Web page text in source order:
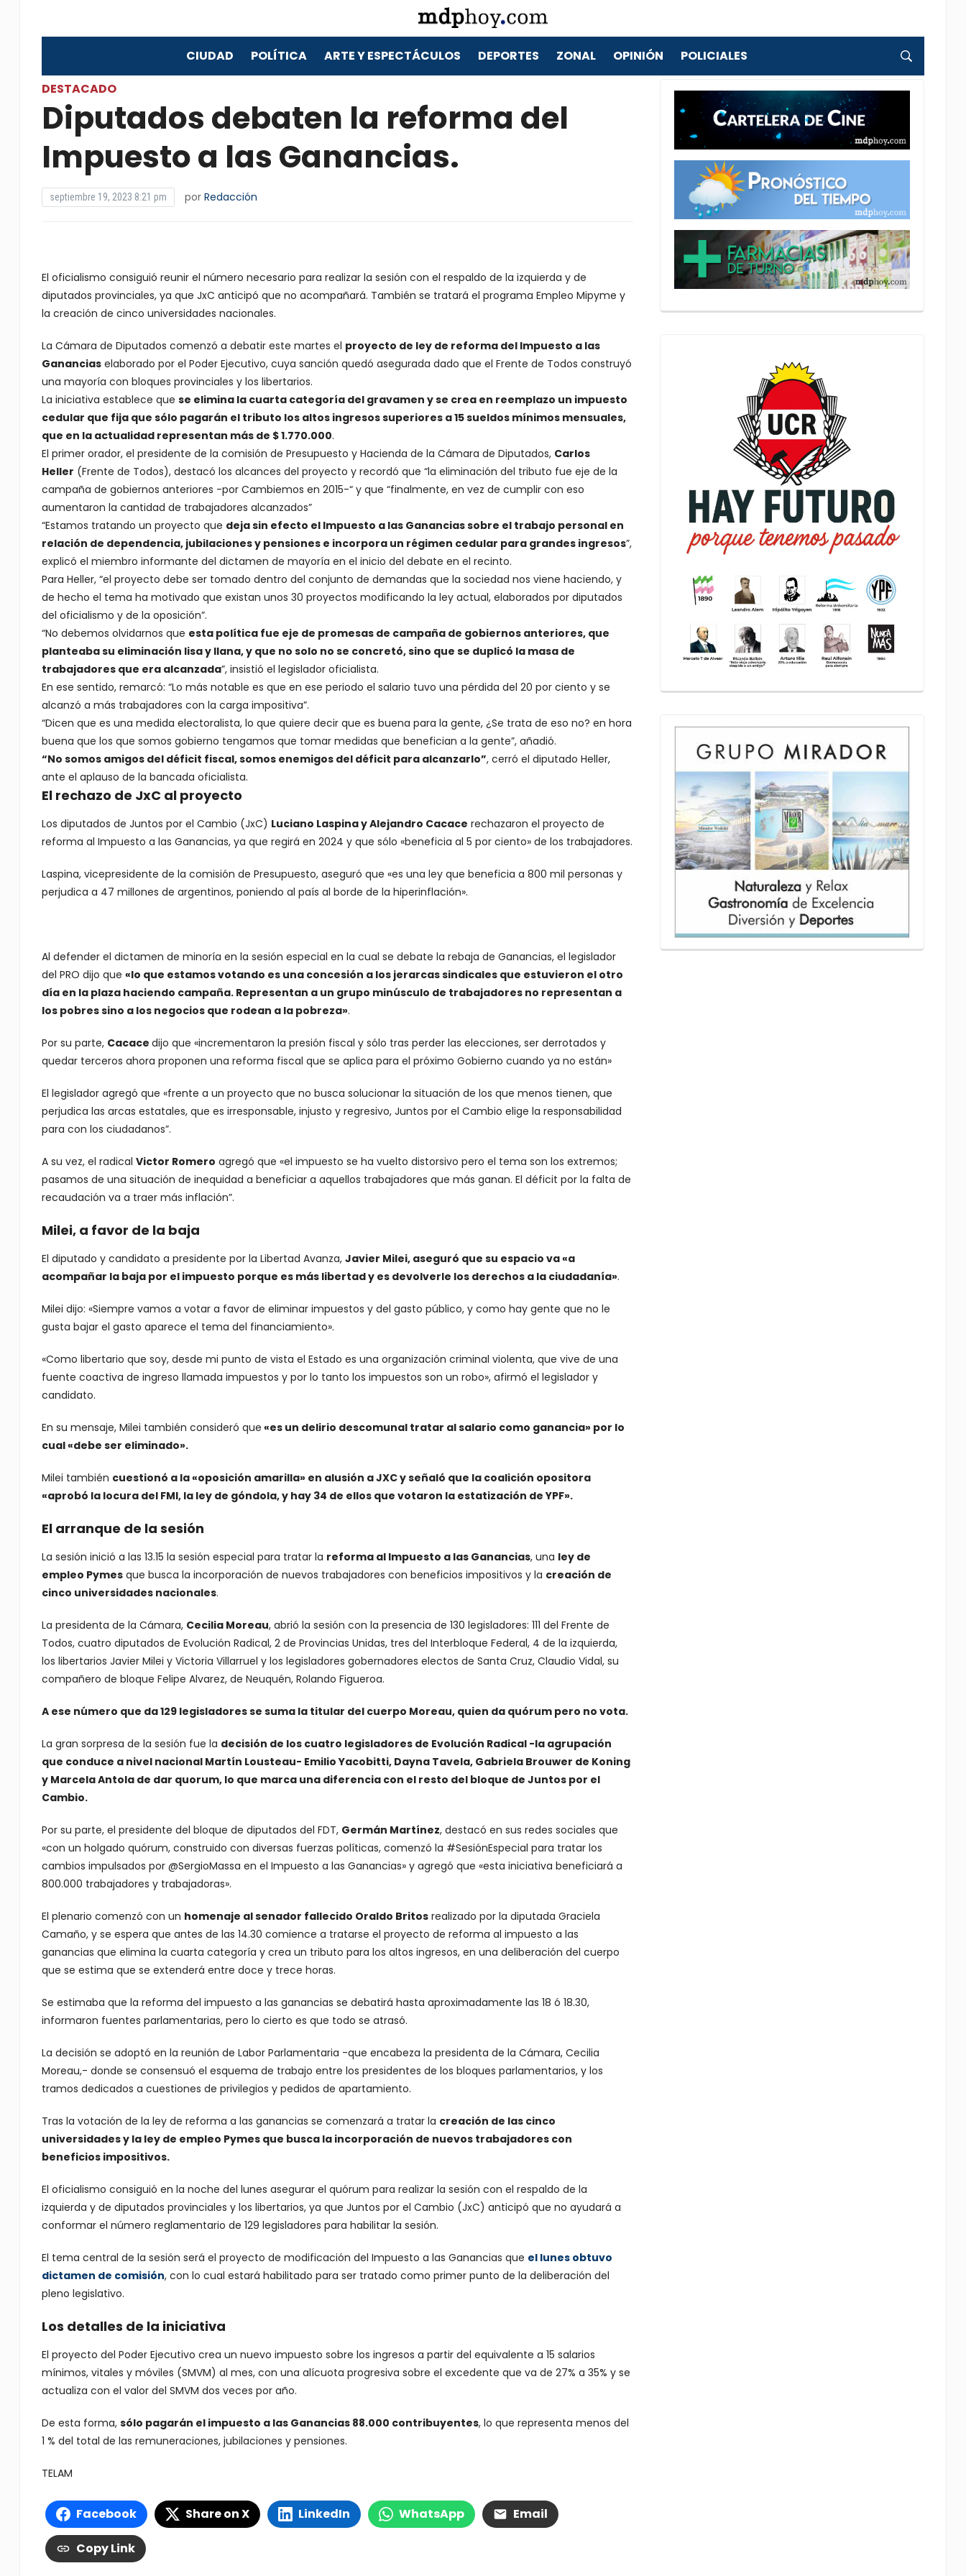
CIUDAD POLÍTICA ARTE Y ESPECTÁCULOS DEPORTES ZONAL OPINIÓN
POLICIALES
DESTACADO
Diputados debaten la reforma del
Impuesto a las Ganancias.
septiembre 19, 2023 8:21 pm por Redacción
El oficialismo consiguió reunir el número necesario para realizar la sesión con el respaldo de la izquierda y de
diputados provinciales, ya que JxC anticipó que no acompañará. También se tratará el programa Empleo Mipyme y
la creación de cinco universidades nacionales.
La Cámara de Diputados comenzó a debatir este martes el proyecto de ley de reforma del Impuesto a las
Gananciaselaborado por el Poder Ejecutivo, cuya sanción quedó asegurada dado que el Frente de Todos construyó
una mayoría con bloques provinciales y los libertarios.
La iniciativa establece que se elimina la cuarta categoría del gravamen y se crea en reemplazo un impuesto
cedular que fija que sólo pagarán el tributo los altos ingresos superiores a 15 sueldos mínimos mensuales,
que en la actualidad representan más de $ 1.770.000.
El primer orador, el presidente de la comisión de Presupuesto y Hacienda de la Cámara de Diputados, Carlos
Heller (Frente de Todos), destacó los alcances del proyecto y recordó que “la eliminación del tributo fue eje de la
campaña de gobiernos anteriores -por Cambiemos en 2015-“ y que “finalmente, en vez de cumplir con eso
aumentaron la cantidad de trabajadores alcanzados”
“Estamos tratando un proyecto que deja sin efecto el Impuesto a las Ganancias sobre el trabajo personal en
relación de dependencia, jubilaciones y pensiones e incorpora un régimen cedular para grandes ingresos”,
explicó el miembro informante del dictamen de mayoría en el inicio del debate en el recinto.
Para Heller, “el proyecto debe ser tomado dentro del conjunto de demandas que la sociedad nos viene haciendo, y
de hecho el tema ha motivado que existan unos 30 proyectos modificando la ley actual, elaborados por diputados
del oficialismo y de la oposición”.
“No debemos olvidarnos que esta política fue eje de promesas de campaña de gobiernos anteriores, que
planteaba su eliminación lisa y llana, y que no solo no se concretó, sino que se duplicó la masa de
trabajadores que era alcanzada”, insistió el legislador oficialista.
En ese sentido, remarcó: “Lo más notable es que en ese periodo el salario tuvo una pérdida del 20 por ciento y se
alcanzó a más trabajadores con la carga impositiva”.
“Dicen que es una medida electoralista, lo que quiere decir que es buena para la gente, ¿Se trata de eso no? en hora
buena que los que somos gobierno tengamos que tomar medidas que benefician a la gente”, añadió.
“No somos amigos del déficit fiscal, somos enemigos del déficit para alcanzarlo”, cerró el diputado Heller,
ante el aplauso de la bancada oficialista.
El rechazo de JxC al proyecto
Los diputados de Juntos por el Cambio (JxC) Luciano Laspina y Alejandro Cacace rechazaron el proyecto de
reforma al Impuesto a las Ganancias, ya que regirá en 2024 y que sólo «beneficia al 5 por ciento» de los trabajadores.
Laspina, vicepresidente de la comisión de Presupuesto, aseguró que «es una ley que beneficia a 800 mil personas y
perjudica a 47 millones de argentinos, poniendo al país al borde de la hiperinflación».
Al defender el dictamen de minoría en la sesión especial en la cual se debate la rebaja de Ganancias, el legislador
del PRO dijo que «lo que estamos votando es una concesión a los jerarcas sindicales que estuvieron el otro
día en la plaza haciendo campaña. Representan a un grupo minúsculo de trabajadores no representan a
los pobres sino a los negocios que rodean a la pobreza».
Por su parte, Cacace dijo que «incrementaron la presión fiscal y sólo tras perder las elecciones, ser derrotados y
quedar terceros ahora proponen una reforma fiscal que se aplica para el próximo Gobierno cuando ya no están»
El legislador agregó que «frente a un proyecto que no busca solucionar la situación de los que menos tienen, que
perjudica las arcas estatales, que es irresponsable, injusto y regresivo, Juntos por el Cambio elige la responsabilidad
para con los ciudadanos”.
A su vez, el radical Victor Romero agregó que «el impuesto se ha vuelto distorsivo pero el tema son los extremos;
pasamos de una situación de inequidad a beneficiar a aquellos trabajadores que más ganan. El déficit por la falta de
recaudación va a traer más inflación”.
Milei, a favor de la baja
El diputado y candidato a presidente por la Libertad Avanza, Javier Milei, aseguró que su espacio va «a
acompañar la baja por el impuesto porque es más libertad y es devolverle los derechos a la ciudadanía».
Milei dijo: «Siempre vamos a votar a favor de eliminar impuestos y del gasto público, y como hay gente que no le
gusta bajar el gasto aparece el tema del financiamiento».
«Como libertario que soy, desde mi punto de vista el Estado es una organización criminal violenta, que vive de una
fuente coactiva de ingreso llamada impuestos y por lo tanto los impuestos son un robo», afirmó el legislador y
candidato.
En su mensaje, Milei también consideró que «es un delirio descomunal tratar al salario como ganancia» por lo
cual «debe ser eliminado».
Milei también cuestionó a la «oposición amarilla» en alusión a JXC y señaló que la coalición opositora
«aprobó la locura del FMI, la ley de góndola, y hay 34 de ellos que votaron la estatización de YPF».
El arranque de la sesión
La sesión inició a las 13.15 la sesión especial para tratar la reforma al Impuesto a las Ganancias, una ley de
empleo Pymesque busca la incorporación de nuevos trabajadores con beneficios impositivos y la creación de
cinco universidades nacionales.
La presidenta de la Cámara, Cecilia Moreau, abrió la sesión con la presencia de 130 legisladores: 111 del Frente de
Todos, cuatro diputados de Evolución Radical, 2 de Provincias Unidas, tres del Interbloque Federal, 4 de la izquierda,
los libertarios Javier Milei y Victoria Villarruel y los legisladores gobernadores electos de Santa Cruz, Claudio Vidal, su
compañero de bloque Felipe Alvarez, de Neuquén, Rolando Figueroa.
A ese número que da 129 legisladores se suma la titular del cuerpo Moreau, quien da quórum pero no vota.
La gran sorpresa de la sesión fue la decisión de los cuatro legisladores de Evolución Radical -la agrupación
que conduce a nivel nacional Martín Lousteau- Emilio Yacobitti, Dayna Tavela, Gabriela Brouwer de Koning
y Marcela Antola de dar quorum, lo que marca una diferencia con el resto del bloque de Juntos por el
Cambio.
Por su parte, el presidente del bloque de diputados del FDT, Germán Martínez, destacó en sus redes sociales que
«con un holgado quórum, construido con diversas fuerzas políticas, comenzó la #SesiónEspecial para tratar los
cambios impulsados por @SergioMassa en el Impuesto a las Ganancias» y agregó que «esta iniciativa beneficiará a
800.000 trabajadores y trabajadoras».
El plenario comenzó con un homenaje al senador fallecido Oraldo Britosrealizado por la diputada Graciela
Camaño, y se espera que antes de las 14.30 comience a tratarse el proyecto de reforma al impuesto a las
ganancias que elimina la cuarta categoría y crea un tributo para los altos ingresos, en una deliberación del cuerpo
que se estima que se extenderá entre doce y trece horas.
Se estimaba que la reforma del impuesto a las ganancias se debatirá hasta aproximadamente las 18 ó 18.30,
informaron fuentes parlamentarias, pero lo cierto es que todo se atrasó.
La decisión se adoptó en la reunión de Labor Parlamentaria -que encabeza la presidenta de la Cámara, Cecilia
Moreau,- donde se consensuó el esquema de trabajo entre los presidentes de los bloques parlamentarios, y los
tramos dedicados a cuestiones de privilegios y pedidos de apartamiento.
Tras la votación de la ley de reforma a las ganancias se comenzará a tratar la creación de las cinco
universidades y la ley de empleo Pymes que busca la incorporación de nuevos trabajadores con
beneficios impositivos.
El oficialismo consiguió en la noche del lunes asegurar el quórum para realizar la sesión con el respaldo de la
izquierda y de diputados provinciales y los libertarios, ya que Juntos por el Cambio (JxC) anticipó que no ayudará a
conformar el número reglamentario de 129 legisladores para habilitar la sesión.
El tema central de la sesión será el proyecto de modificación del Impuesto a las Ganancias que el lunes obtuvo
dictamen de comisión, con lo cual estará habilitado para ser tratado como primer punto de la deliberación del
pleno legislativo.
Los detalles de la iniciativa
El proyecto del Poder Ejecutivo crea un nuevo impuesto sobre los ingresos a partir del equivalente a 15 salarios
mínimos, vitales y móviles (SMVM) al mes, con una alícuota progresiva sobre el excedente que va de 27% a 35% y se
actualiza con el valor del SMVM dos veces por año.
De esta forma, sólo pagarán el impuesto a las Ganancias 88.000 contribuyentes, lo que representa menos del
1 % del total de las remuneraciones, jubilaciones y pensiones.
TELAM
Facebook Share on X LinkedIn WhatsApp Email
Copy Link